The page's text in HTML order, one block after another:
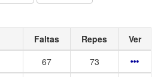
Faltas Repes
Ver
67
73